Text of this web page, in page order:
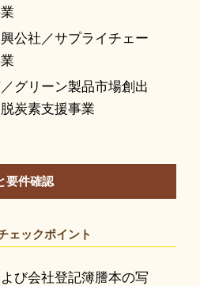
公社／サプライチェー
グリーン製品市場創出
炭素支援事業
要件確認
ェックポイント
び会社登記簿謄本の写